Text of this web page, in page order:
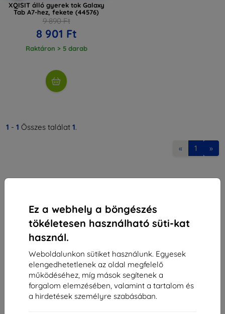
Ez a webhely a böngészés
tökéletesen használható süti-kat
használ.
Weboldalunkon sütiket használunk. Egyesek
elengedhetetlenek az oldal megfelelő
működéséhez, míg mások segítenek a
forgalom elemzésében, valamint a tartalom és
a hirdetések személyre szabásában.
XQISIT álló gyerek tok Galaxy
Tab A7-hez, fekete (44576)
9 890 Ft
8 901 Ft
Raktáron > 5 darab
1 - 1 Összes találat 1.
« 1 »
Shield-Sk s.r.o.
Rudolf Mocka utca 3750/2A
841 04 Bratislava
Cégjegyzékszám:46701494
ÁFA-azonosító:SK2023549671